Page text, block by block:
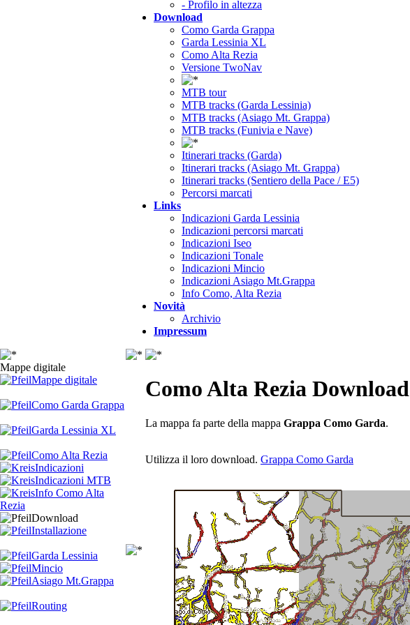
- Profilo in altezza
Download
Como Garda Grappa
Garda Lessinia XL
Como Alta Rezia
Versione TwoNav
MTB tour
MTB tracks (Garda Lessinia)
MTB tracks (Asiago Mt. Grappa)
MTB tracks (Funivia e Nave)
Itinerari tracks (Garda)
Itinerari tracks (Asiago Mt. Grappa)
Itinerari tracks (Sentiero della Pace / E5)
Percorsi marcati
Links
Indicazioni Garda Lessinia
Indicazioni percorsi marcati
Indicazioni Iseo
Indicazioni Tonale
Indicazioni Mincio
Indicazioni Asiago Mt.Grappa
Info Como, Alta Rezia
Novità
Archivio
Impressum
Mappe digitale
Mappe digitale
Como Garda Grappa
Garda Lessinia XL
Como Alta Rezia
Indicazioni
Indicazioni MTB
Info Como Alta
Rezia
Download
Installazione
Garda Lessinia
Mincio
Asiago Mt.Grappa
Routing
Como Alta Rezia Download
La mappa fa parte della mappa Grappa Como Garda.
Utilizza il loro download. Grappa Como Garda